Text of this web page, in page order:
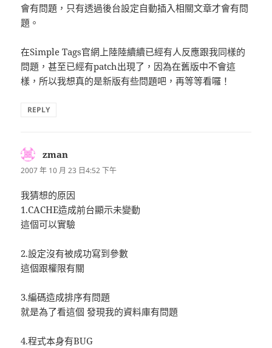
會有問題，只有透過後台設定自動插入相關文章才會有問
題。
在Simple Tags官網上陸陸續續已經有人反應跟我同樣的
問題，甚至已經有patch出現了，因為在舊版中不會這
樣，所以我想真的是新版有些問題吧，再等等看囉！
REPLY
zman
示:
2007 年 10 月 23 日4:52 下午
我猜想的原因
1.CACHE造成前台顯示未變動
這個可以實驗
2.設定沒有被成功寫到參數
這個跟權限有關
3.編碼造成排序有問題
就是為了看這個 發現我的資料庫有問題
4.程式本身有BUG